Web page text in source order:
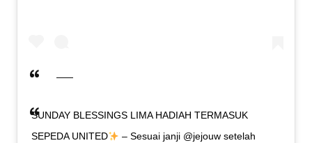
SUNDAY BLESSINGS LIMA HADIAH TERMASUK
SEPEDA UNITED
– Sesuai janji @jejouw setelah